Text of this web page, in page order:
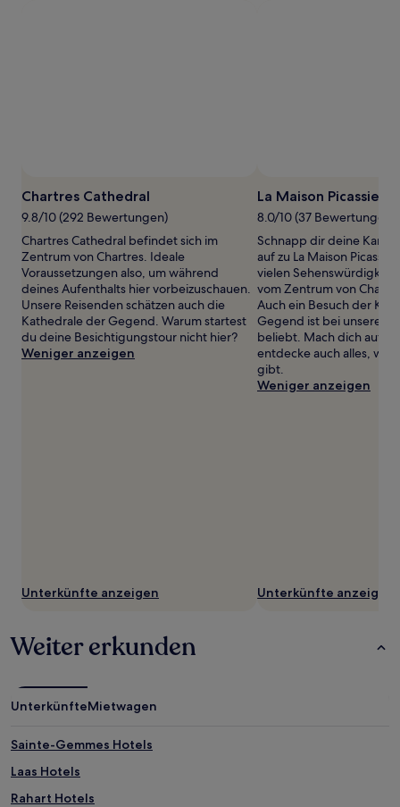
zusätzliche
Bedingungen
gelten.
Chartres Cathedral
9.8/10 (292 Bewertungen)
Chartres Cathedral befindet sich im
Zentrum von Chartres. Ideale
Voraussetzungen also, um während
deines Aufenthalts hier vorbeizuschauen.
Unsere Reisenden schätzen auch die
Kathedrale der Gegend. Warum startest
du deine Besichtigungstour nicht hier?
Weniger anzeigen
Unterkünfte anzeigen
La Maison Picassiette
8.0/10 (37 Bewertungen)
Schnapp dir deine
auf zu La Maison
vielen
vom Zentrum von
Auch ein Besuch der
Gegend ist bei unseren
beliebt. Mach dich auf
entdecke auch alles, was
gibt.
Weniger anzeigen
Unterkünfte anzeigen
Weiter erkunden
UnterkünfteMietwagen
Sainte-Gemmes Hotels
Laas Hotels
Rahart Hotels